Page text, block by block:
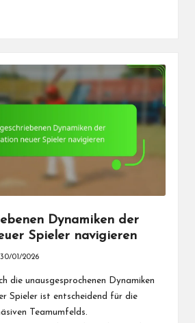
Dynamiken der
Spieler navigieren
30/01/2026
die unausgesprochenen Dynamiken
Spieler ist entscheidend für die
Teamumfelds.